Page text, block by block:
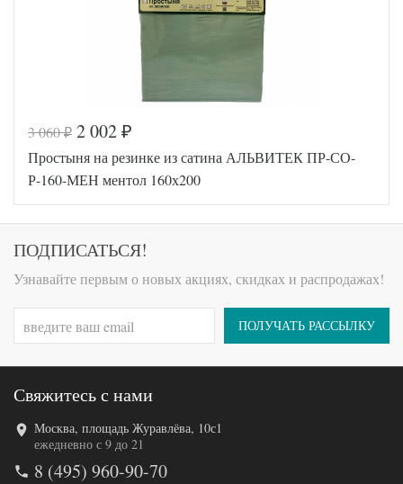
Код товара
576-620
Артикул
AL200092
5641157
Ткань
Сатин
140х200
(на
Производитель
АльВиТек
Код товара
549-264
Артикул
5610108
3 060₽ 2 002 ₽
Простыня на резинке из сатина АЛЬВИТЕК ПР-СО-
Р-160-МЕН ментол 160х200
ПОДПИСАТЬСЯ!
Узнавайте первым о новых акциях, скидках и распродажах!
ПОЛУЧАТЬ РАССЫЛКУ
Свяжитесь с нами
Москва, площадь Журавлёва, 10с1
ежедневно с 9 до 21
8 (495) 960-90-70